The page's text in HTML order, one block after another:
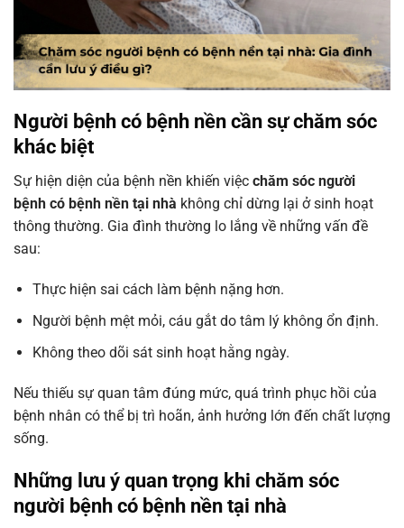
Người bệnh có bệnh nền cần sự chăm sóc
khác biệt
Sự hiện diện của bệnh nền khiến việc chăm sóc người
bệnh có bệnh nền tại nhà không chỉ dừng lại ở sinh hoạt
thông thường. Gia đình thường lo lắng về những vấn đề
sau:
Thực hiện sai cách làm bệnh nặng hơn.
Người bệnh mệt mỏi, cáu gắt do tâm lý không ổn định.
Không theo dõi sát sinh hoạt hằng ngày.
Nếu thiếu sự quan tâm đúng mức, quá trình phục hồi của
bệnh nhân có thể bị trì hoãn, ảnh hưởng lớn đến chất lượng
sống.
Những lưu ý quan trọng khi chăm sóc
người bệnh có bệnh nền tại nhà